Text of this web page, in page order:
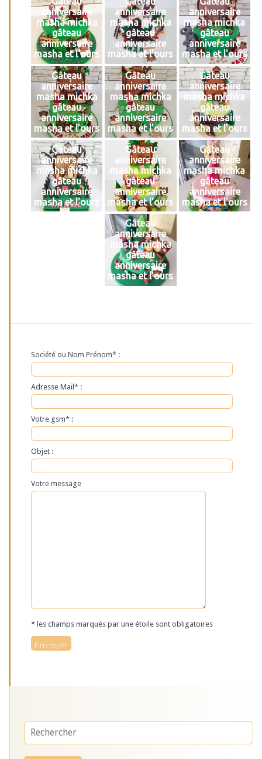
anniversaire
masha michka
gâteau
anniversaire
masha et l'ours
anniversaire
masha michka
gâteau
anniversaire
masha et l'ours
anniversaire
masha michka
gâteau
anniversaire
masha et l'ours
Gâteau
anniversaire
masha michka
gâteau
anniversaire
masha et l'ours
Gâteau
anniversaire
masha michka
gâteau
anniversaire
masha et l'ours
Gâteau
anniversaire
masha michka
gâteau
anniversaire
masha et l'ours
Gâteau
anniversaire
masha michka
gâteau
anniversaire
masha et l'ours
Gâteau
anniversaire
masha michka
gâteau
anniversaire
masha et l'ours
Gâteau
anniversaire
masha michka
gâteau
anniversaire
masha et l'ours
Gâteau
anniversaire
masha michka
gâteau
anniversaire
masha et l'ours
Société ou Nom Prénom* :
Adresse Mail* :
Votre gsm* :
Objet :
Votre message
* les champs marqués par une étoile sont obligatoires